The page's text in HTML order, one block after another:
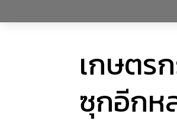
เกษตร
ซุกอีกห